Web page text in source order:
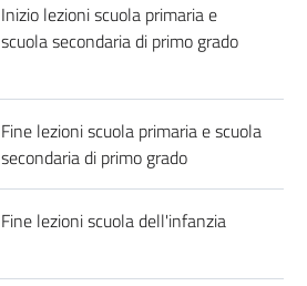
Inizio lezioni scuola primaria e
scuola secondaria di primo grado
Fine lezioni scuola primaria e scuola
secondaria di primo grado
Fine lezioni scuola dell'infanzia